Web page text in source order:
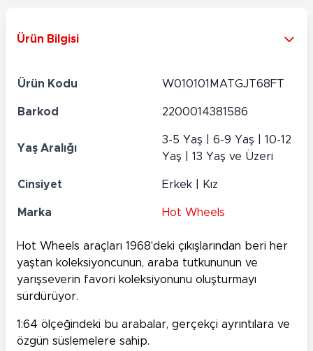
Ürün Bilgisi
Ürün Kodu W010101MATGJT68FT
Barkod 2200014381586
Yaş Aralığı
3-5 Yaş | 6-9 Yaş | 10-12
Yaş | 13 Yaş ve Üzeri
Cinsiyet Erkek | Kız
Marka Hot Wheels
Hot Wheels araçları 1968'deki çıkışlarından beri her
yaştan koleksiyoncunun, araba tutkununun ve
yarışseverin favori koleksiyonunu oluşturmayı
sürdürüyor.
1:64 ölçeğindeki bu arabalar, gerçekçi ayrıntılara ve
özgün süslemelere sahip.